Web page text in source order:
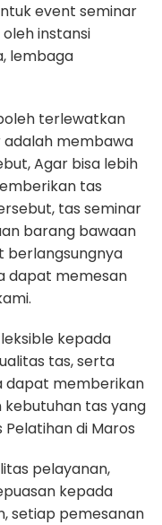
event seminar
instansi
lembaga
terlewatkan
adalah membawa
Agar bisa lebih
tas
tas seminar
barang bawaan
berlangsungnya
dapat memesan
kepada
tas, serta
dapat memberikan
kebutuhan tas yang
di Maros
pelayanan,
kepada
setiap pemesanan